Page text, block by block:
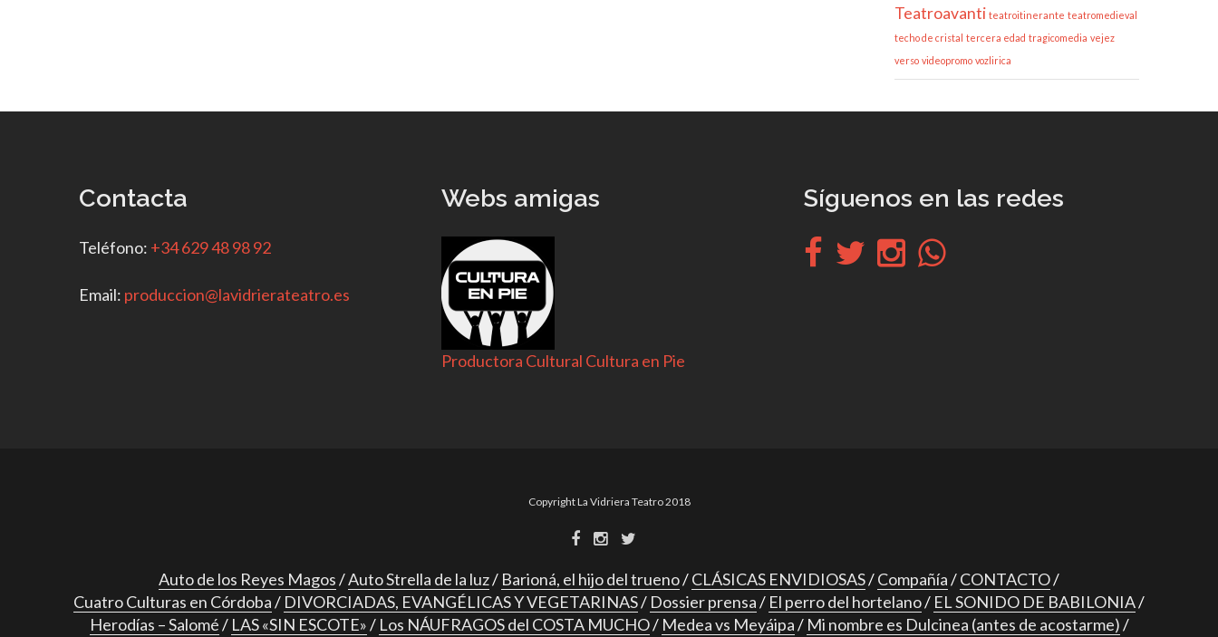
Teatroavanti teatroitinerante teatromedieval
techo de cristal tercera edad tragicomedia vejez
verso videopromo vozlirica
Contacta
Teléfono: +34 629 48 98 92
Email: produccion@lavidrierateatro.es
Webs amigas
Productora Cultural Cultura en Pie
Síguenos en las redes
Copyright La Vidriera Teatro 2018
Auto de los Reyes Magos Auto Strella de la luz Barioná, el hijo del trueno CLÁSICAS ENVIDIOSAS Compañía
CONTACTO
Cuatro Culturas en Córdoba
DIVORCIADAS, EVANGÉLICAS Y VEGETARINAS Dossier prensa El perro del hortelano
EL SONIDO DE BABILONIA
Herodías – Salomé
LAS «SIN ESCOTE» Los NÁUFRAGOS del COSTA MUCHO Medea vs Meyáipa
Mi nombre es Dulcinea (antes de acostarme)